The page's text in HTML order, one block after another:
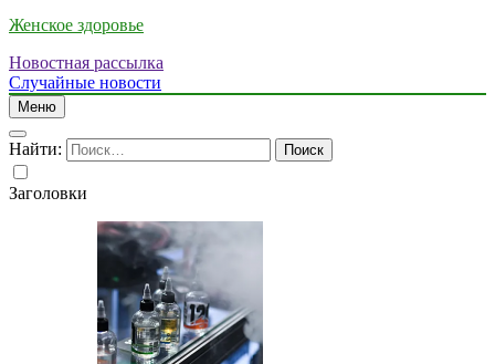
Женское здоровье
Новостная рассылка
Случайные новости
Меню
Найти:
Заголовки